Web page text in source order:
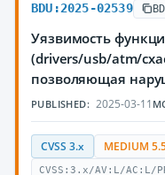
BDU:2025-02539
Уязвимость
(drivers/usb/atm/
позволяющая
PUBLISHED: 2025-03-11
CVSS 3.x MEDIUM
CVSS:3.x/AV:L/AC:L/